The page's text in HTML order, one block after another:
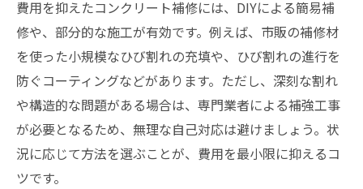
費用を抑えたコンクリート補修には、DIYによる簡易補
修や、部分的な施工が有効です。例えば、市販の補修材
を使った小規模なひび割れの充填や、ひび割れの進行を
防ぐコーティングなどがあります。ただし、深刻な割れ
や構造的な問題がある場合は、専門業者による補強工事
が必要となるため、無理な自己対応は避けましょう。状
況に応じて方法を選ぶことが、費用を最小限に抑えるコ
ツです。